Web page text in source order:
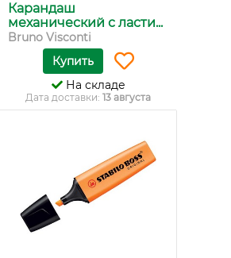
Карандаш
механический с ласти...
Bruno Visconti
Купить
На складе
Дата доставки: 13 августа